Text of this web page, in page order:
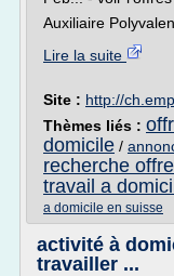
Auxiliaire
Lire la suite
Site : http://
Thèmes liés :
domicile /
recherche
travail a
a domicile en suisse
activité à
travailler ...